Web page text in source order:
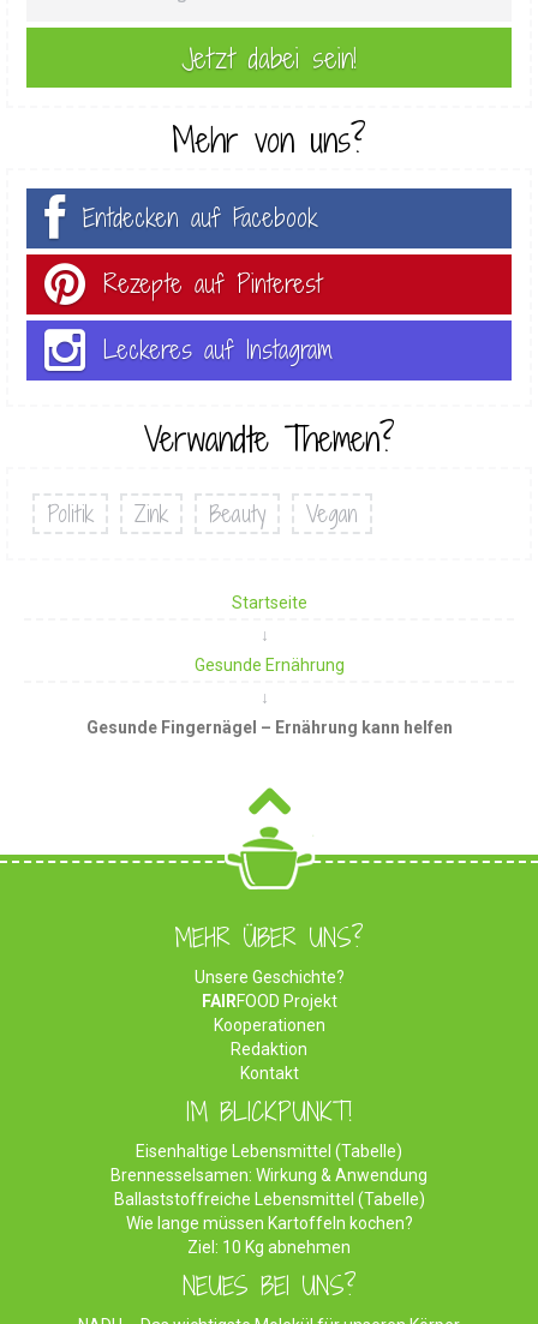
Mehr von uns?
Entdecken auf Facebook
Rezepte auf Pinterest
Leckeres auf Instagram
Verwandte Themen?
Politik Zink Beauty Vegan
Startseite
Gesunde Ernährung
Gesunde Fingernägel – Ernährung kann helfen
MEHR ÜBER UNS?
Unsere Geschichte?
FAIRFOOD Projekt
Kooperationen
Redaktion
Kontakt
IM BLICKPUNKT!
Eisenhaltige Lebensmittel (Tabelle)
Brennesselsamen: Wirkung & Anwendung
Ballaststoffreiche Lebensmittel (Tabelle)
Wie lange müssen Kartoffeln kochen?
Ziel: 10 Kg abnehmen
NEUES BEI UNS?